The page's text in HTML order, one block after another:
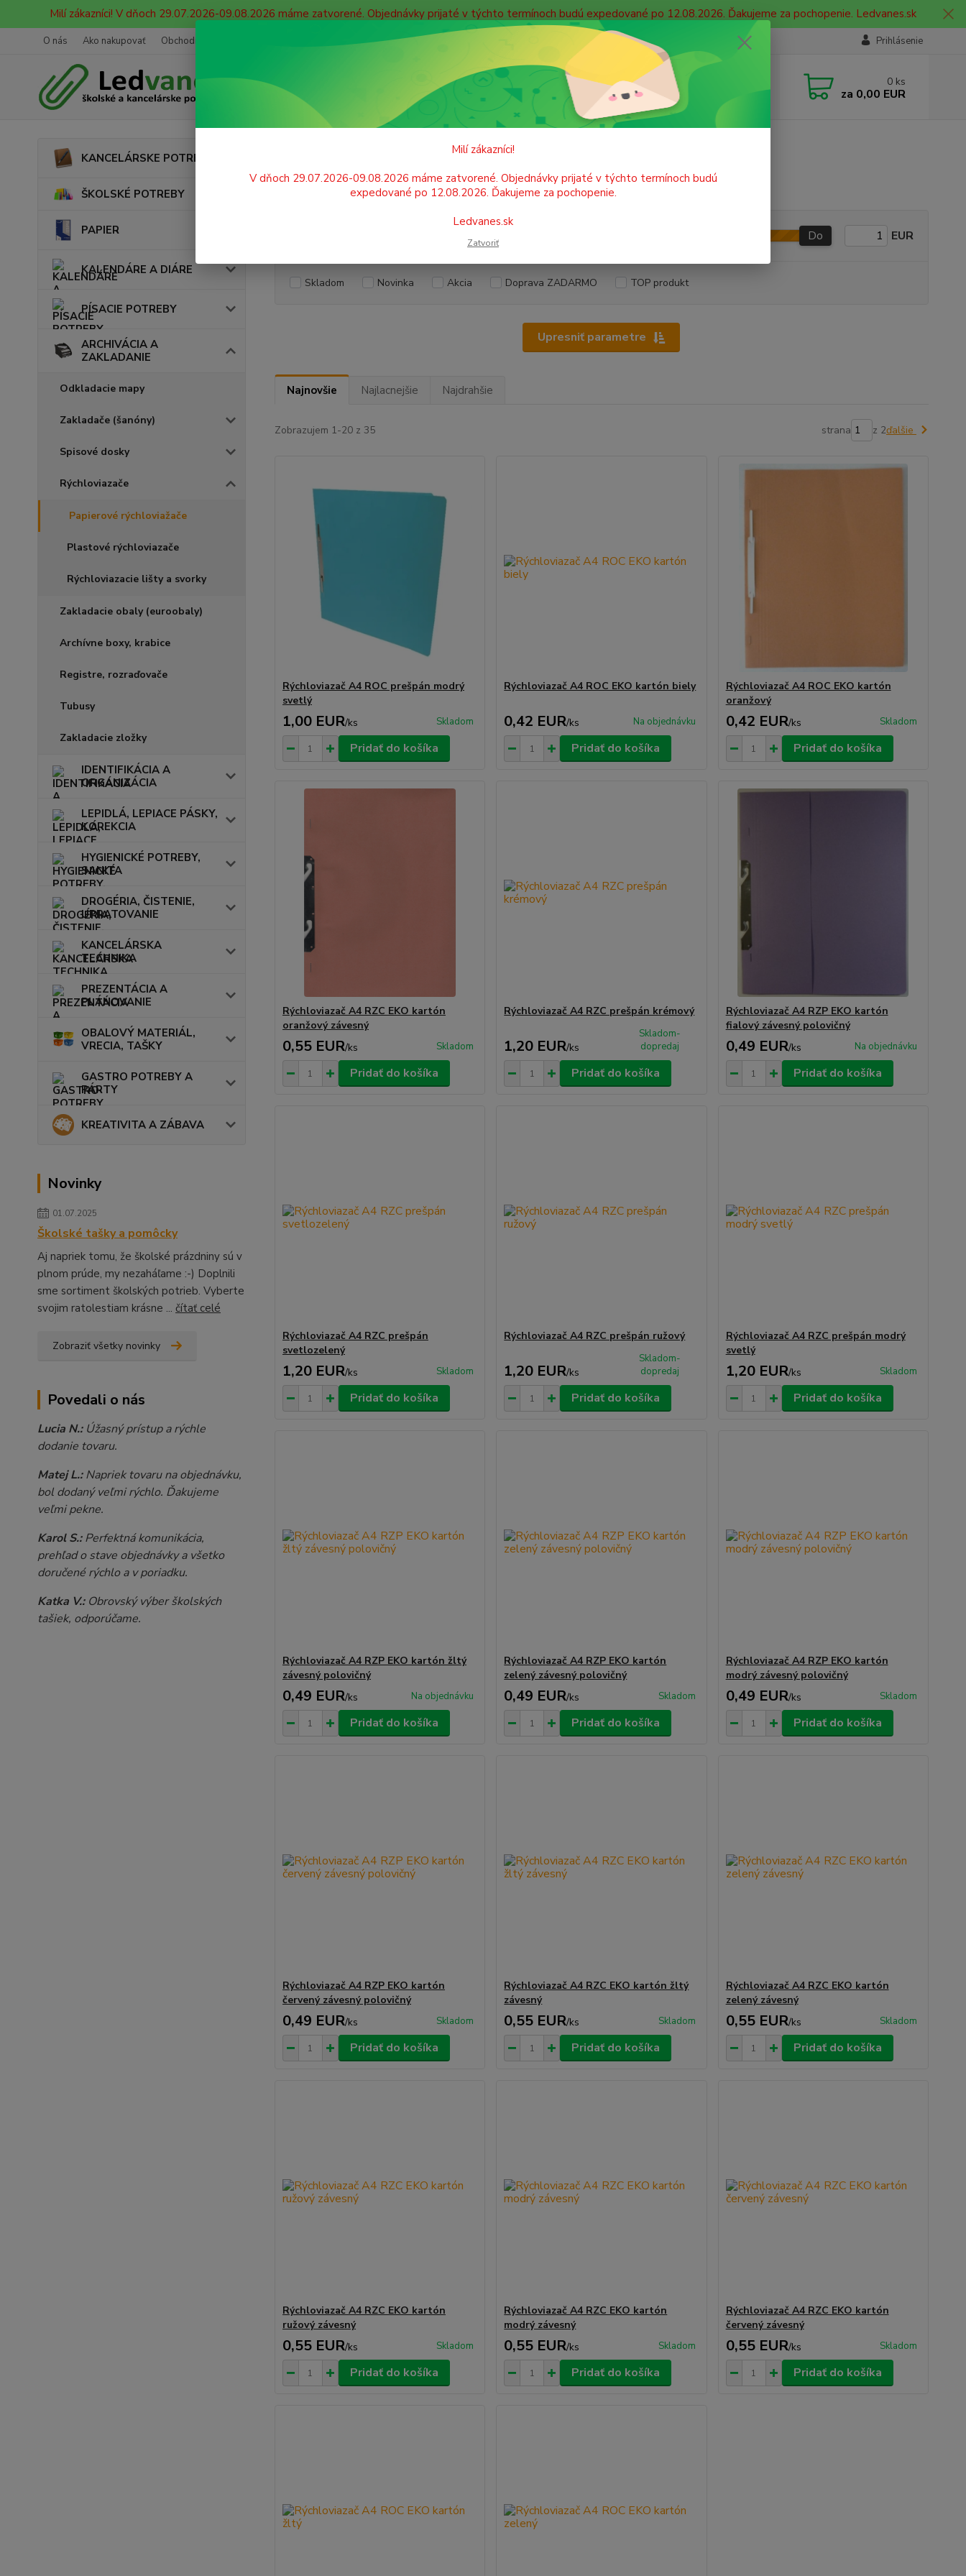
Milí zákazníci! V dňoch 29.07.2026-09.08.2026 máme zatvorené. Objednávky prijaté v týchto termínoch budú expedované po 12.08.2026. Ďakujeme za pochopenie. Ledvanes.sk
O nás Ako nakupovať Obchodné podmienky Ochrana osobných údajov Doprava Prihlásenie
Hľadať
Neviete si rady? Zavolajte.
+421 908 755 958
Po. - Pia. od 9:00 hod. - 16:00 hod.
0 ks
za 0,00 EUR
KANCELÁRSKE POTREBY
ŠKOLSKÉ POTREBY
PAPIER
KALENDÁRE A DIÁRE
PÍSACIE POTREBY
ARCHIVÁCIA A
ZAKLADANIE
Odkladacie mapy
Zakladače (šanóny)
Spisové dosky
Rýchloviazače
Papierové rýchloviažače
Plastové rýchloviazače
Rýchloviazacie lišty a svorky
Zakladacie obaly (euroobaly)
Archívne boxy, krabice
Registre, rozraďovače
Tubusy
Zakladacie zložky
IDENTIFIKÁCIA A
ORGANIZÁCIA
LEPIDLÁ, LEPIACE PÁSKY,
KOREKCIA
HYGIENICKÉ POTREBY,
SANITA
DROGÉRIA, ČISTENIE,
UPRATOVANIE
KANCELÁRSKA
TECHNIKA
PREZENTÁCIA A
PLÁNOVANIE
OBALOVÝ MATERIÁL,
VRECIA, TAŠKY
GASTRO POTREBY A
PÁRTY
KREATIVITA A ZÁBAVA
Novinky
01.07.2025
Školské tašky a pomôcky
Aj napriek tomu, že školské prázdniny sú v
plnom prúde, my nezaháľame :-) Doplnili
sme sortiment školských potrieb. Vyberte
svojim ratolestiam krásne ... čítať celé
Zobraziť všetky novinky
Povedali o nás
Lucia N.:Úžasný prístup a rýchle
dodanie tovaru.
Matej L.:Napriek tovaru na objednávku,
bol dodaný veľmi rýchlo. Ďakujeme
veľmi pekne.
Karol S.:Perfektná komunikácia,
prehľad o stave objednávky a všetko
doručené rýchlo a v poriadku.
Katka V.: Obrovský výber školských
tašiek, odporúčame.
Rýchloviazače
Papierové rýchloviažače
Upresniť parametre
Do EUR
Skladom Novinka Akcia Doprava ZADARMO TOP produkt
Najnovšie Najlacnejšie Najdrahšie
Zobrazujem 1-20 z 35 strana z 2ďalšie
Rýchloviazač A4 ROC prešpán modrý
svetlý
1,00 EUR/ks Skladom
Pridať do košíka
Rýchloviazač A4 ROC EKO kartón biely
0,42 EUR/ks Na objednávku
Pridať do košíka
Rýchloviazač A4 ROC EKO kartón
oranžový
0,42 EUR/ks Skladom
Pridať do košíka
Rýchloviazač A4 RZC EKO kartón
oranžový závesný
0,55 EUR/ks Skladom
Pridať do košíka
Rýchloviazač A4 RZC prešpán krémový
1,20 EUR/ks
Skladom-
dopredaj
Pridať do košíka
Rýchloviazač A4 RZP EKO kartón
fialový závesný polovičný
0,49 EUR/ks Na objednávku
Pridať do košíka
Rýchloviazač A4 RZC prešpán
svetlozelený
1,20 EUR/ks Skladom
Pridať do košíka
Rýchloviazač A4 RZC prešpán ružový
1,20 EUR/ks
Skladom-
dopredaj
Pridať do košíka
Rýchloviazač A4 RZC prešpán modrý
svetlý
1,20 EUR/ks Skladom
Pridať do košíka
Rýchloviazač A4 RZP EKO kartón žltý
závesný polovičný
0,49 EUR/ks Na objednávku
Pridať do košíka
Rýchloviazač A4 RZP EKO kartón
zelený závesný polovičný
0,49 EUR/ks Skladom
Pridať do košíka
Rýchloviazač A4 RZP EKO kartón
modrý závesný polovičný
0,49 EUR/ks Skladom
Pridať do košíka
Rýchloviazač A4 RZP EKO kartón
červený závesný polovičný
0,49 EUR/ks Skladom
Pridať do košíka
Rýchloviazač A4 RZC EKO kartón žltý
závesný
0,55 EUR/ks Skladom
Pridať do košíka
Rýchloviazač A4 RZC EKO kartón
zelený závesný
0,55 EUR/ks Skladom
Pridať do košíka
Rýchloviazač A4 RZC EKO kartón
ružový závesný
0,55 EUR/ks Skladom
Pridať do košíka
Rýchloviazač A4 RZC EKO kartón
modrý závesný
0,55 EUR/ks Skladom
Pridať do košíka
Rýchloviazač A4 RZC EKO kartón
červený závesný
0,55 EUR/ks Skladom
Pridať do košíka
Milí zákazníci!
V dňoch 29.07.2026-09.08.2026 máme zatvorené. Objednávky prijaté v týchto termínoch budú
expedované po 12.08.2026. Ďakujeme za pochopenie.
Ledvanes.sk
Zatvoriť